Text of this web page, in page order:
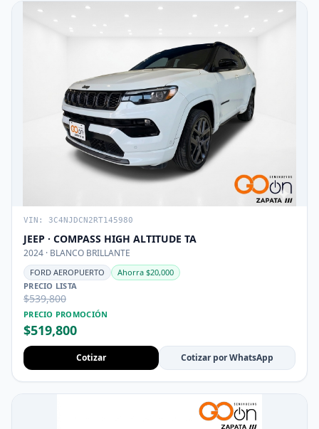
VIN: 3C4NJDCN2RT145980
JEEP · COMPASS HIGH ALTITUDE TA
2024 · BLANCO BRILLANTE
FORD AEROPUERTO
Ahorra $20,000
PRECIO LISTA
$539,800
PRECIO PROMOCIÓN
$519,800
Cotizar Cotizar por WhatsApp